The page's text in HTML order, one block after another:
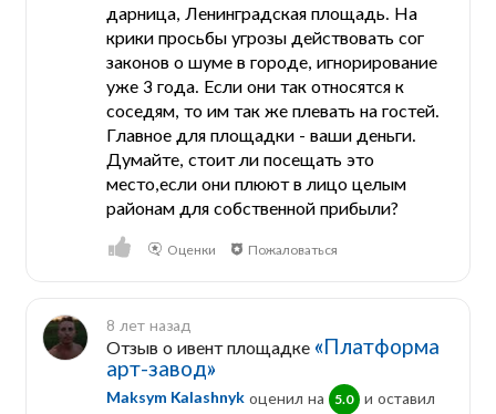
дарница, Ленинградская площадь. На
крики просьбы угрозы действовать сог
законов о шуме в городе, игнорирование
уже 3 года. Если они так относятся к
соседям, то им так же плевать на гостей.
Главное для площадки - ваши деньги.
Думайте, стоит ли посещать это
место,если они плюют в лицо целым
районам для собственной прибыли?
Оценки Пожаловаться
8 лет назад
Отзыв о ивент площадке «Платформа
арт-завод»
Maksym Kalashnykоценил на 5.0 и оставил